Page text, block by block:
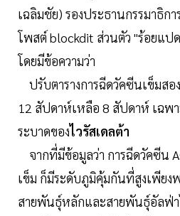
เฉลิมชัย) รองประธานกรรมาธิก
โพสต์ blockdit ส่วนตัว "ร้อยแป
โดยมีข้อความว่า
ปรับตารางการฉีดวัคซีนเข็มสอ
12 สัปดาห์เหลือ 8 สัปดาห์ เฉพ
ระบาดของไวรัสเดลต้า
จากที่มีข้อมูลว่า การฉีดวัคซีน
เข็ม ก็มีระดับภูมิคุ้มกันที่สูงเพียง
สายพันธุ์หลักและสายพันธุ์อัลฟ่า